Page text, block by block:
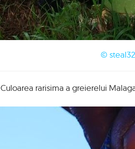
©
Culoarea rarisima a greierelui